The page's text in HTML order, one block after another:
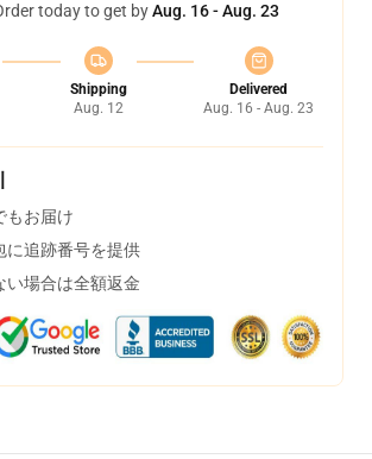
today to get byAug. 16 - Aug. 23
Shipping
Aug. 12
Delivered
Aug. 16 - Aug. 23
もお届け
に追跡番号を提供
い場合は全額返金